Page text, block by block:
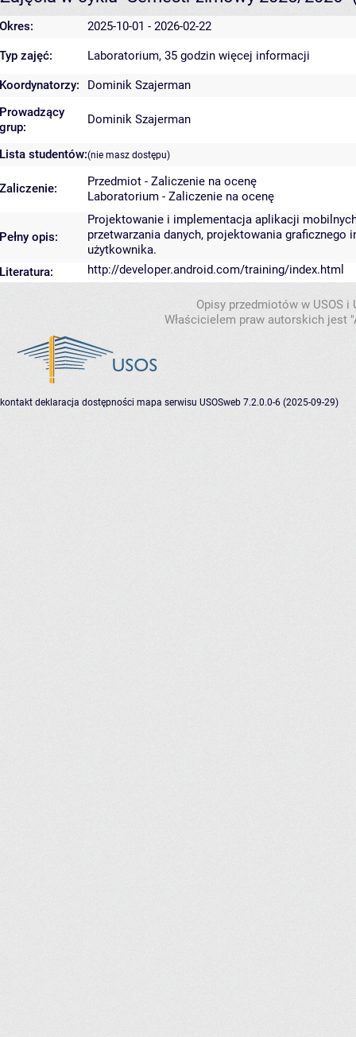
Okres: 2025-10-01 - 2026-02-22
Typ zajęć: Laboratorium, 35 godzin więcej informacji
Koordynatorzy:
Dominik Szajerman
Prowadzący
grup:
Dominik Szajerman
Lista studentów:(nie masz dostępu)
Zaliczenie:
Przedmiot - Zaliczenie na ocenę
Laboratorium - Zaliczenie na ocenę
Pełny opis:
Projektowanie i implementacja aplikacji
przetwarzania danych, projektowania
użytkownika.
Literatura:
http://developer.android.com/training/index.html
Opisy przedmiotów w USOS
Właścicielem praw autorskich jest
kontakt deklaracja dostępności mapa serwisu USOSweb 7.2.0.0-6 (2025-09-29)